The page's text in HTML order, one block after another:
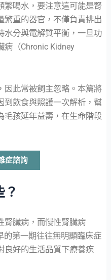
繁喝水，要注意這可能是腎
繁重的器官，不僅負責排出
水分與電解質平衡，一旦功
病（Chronic Kidney
因此常被飼主忽略。本篇將
到飲食與照護一次解析，幫
毛孩延年益壽，在生命階段
症諮詢
？
腎臟病，而慢性腎臟病
的第一期往往無明顯臨床症
良好的生活品質下療養疾